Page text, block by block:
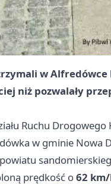
w
niż pozwalały
Ruchu
w gminie Nowa
prędkość o62